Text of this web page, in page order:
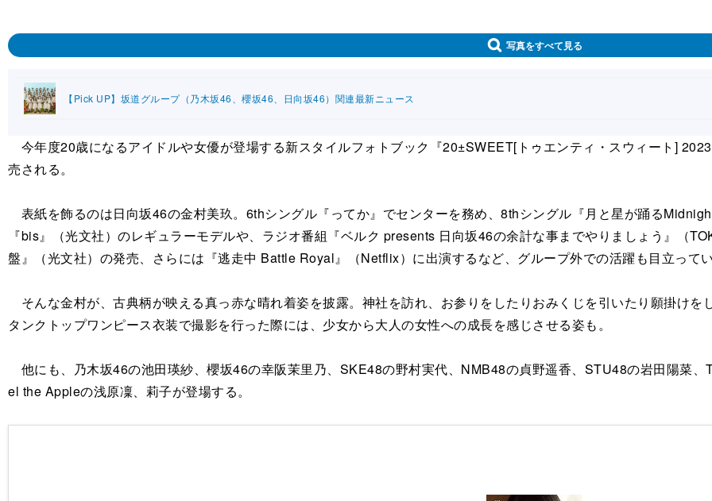
写真をすべて見る
【Pick UP】坂道グループ（乃木坂46、櫻坂46、日向坂46）関連最新ニュース
今年度20歳になるアイドルや女優が登場する新スタイルフォトブック『20±SWEET[トゥエンティ・スウィート]
売される。
表紙を飾るのは日向坂46の金村美玖。6thシングル『ってか』でセンターを務め、8thシングル『月と星が踊る
『bis』（光文社）のレギュラーモデルや、ラジオ番組『ベルク presents 日向坂46の余計な事までやりましょう』（
盤』（光文社）の発売、さらには『逃走中 Battle Royal』（Netflix）に出演するなど、グループ外での活躍も目立って
そんな金村が、古典柄が映える真っ赤な晴れ着姿を披露。神社を訪れ、お参りをしたりおみくじを引いたり願掛け
タンクトップワンピース衣装で撮影を行った際には、少女から大人の女性への成長を感じさせる姿も。
他にも、乃木坂46の池田瑛紗、櫻坂46の幸阪茉里乃、SKE48の野村実代、NMB48の貞野遥香、STU48の岩田陽菜
el the Appleの浅原凜、莉子が登場する。